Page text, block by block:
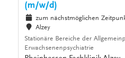
(m/w/d)
zum nächstmöglichen
Alzey
Stationäre Bereiche der
Erwachsenenpsychiatrie